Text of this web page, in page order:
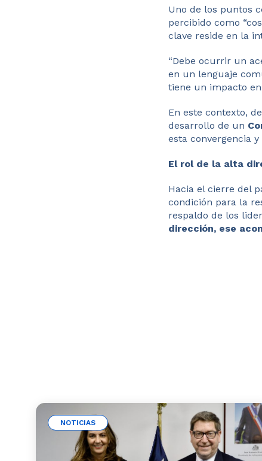
Uno de los puntos
percibido como
clave reside en la
“Debe ocurrir un
en un lenguaje
tiene un impacto
En este contexto,
desarrollo de un
esta convergencia
El rol de la alta
Hacia el cierre del
condición para la
respaldo de los
dirección, ese
NOTICIAS